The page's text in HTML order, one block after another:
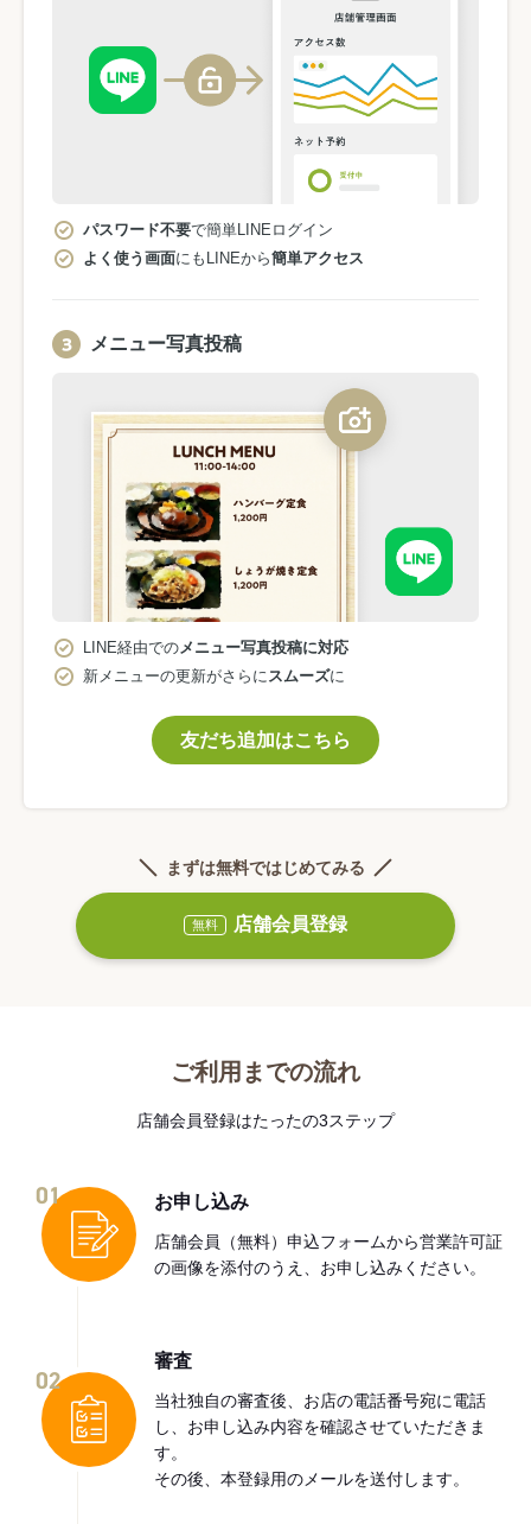
パスワード不要で簡単LINEログイン
よく使う画面にもLINEから簡単アクセス
メニュー写真投稿
LINE経由での メニュー写真投稿に対応
新メニューの更新がさらに スムーズに
友だち追加はこちら
まずは無料ではじめてみる
無料 店舗会員登録
ご利用までの流れ
店舗会員登録はたったの3ステップ
01 お申し込み
店舗会員（無料）申込フォームから営業許可証
の画像を添付のうえ、お申し込みください。
02
審査
当社独自の審査後、お店の電話番号宛に電話
し、お申し込み内容を確認させていただきま
す。
その後、本登録用のメールを送付します。